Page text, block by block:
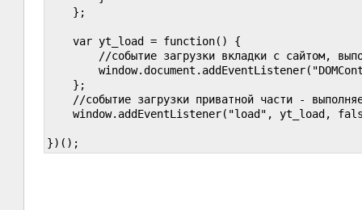
    };
    var yt_load = function() {
//событие загрузки вкладки с сайтом,
    };
//событие загрузки приватной части -
window.addEventListener("load", yt_load,